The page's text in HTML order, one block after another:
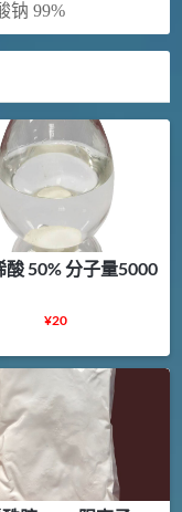
钠 99%
酸 50% 分子量5000
¥20